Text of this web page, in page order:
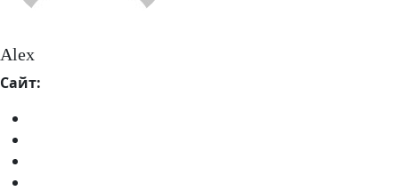
Alex
Сайт: